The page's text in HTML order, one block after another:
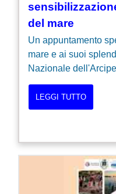
del mare
Un appuntamento
mare e ai suoi
Nazionale
LEGGI TUTTO